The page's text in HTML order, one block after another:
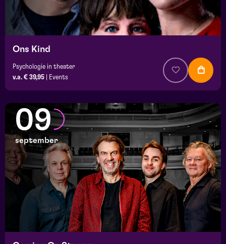
Ons Kind
Psychologie in theater
v.a. € 39,95
Events
09
september